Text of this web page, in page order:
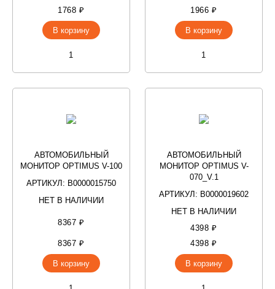
1768 ₽
В корзину
1966 ₽
В корзину
АВТОМОБИЛЬНЫЙ
МОНИТОР OPTIMUS V-100
АРТИКУЛ: В0000015750
НЕТ В НАЛИЧИИ
8367 ₽
8367 ₽
В корзину
АВТОМОБИЛЬНЫЙ
МОНИТОР OPTIMUS V-
070_V.1
АРТИКУЛ: В0000019602
НЕТ В НАЛИЧИИ
4398 ₽
4398 ₽
В корзину